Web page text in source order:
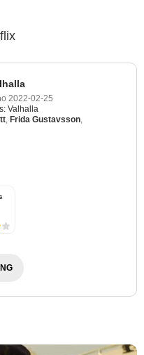
2022-02-25
Valhalla
, Frida Gustavsson,